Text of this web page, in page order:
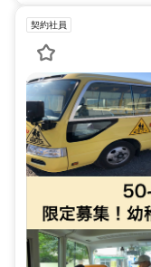
契約社員